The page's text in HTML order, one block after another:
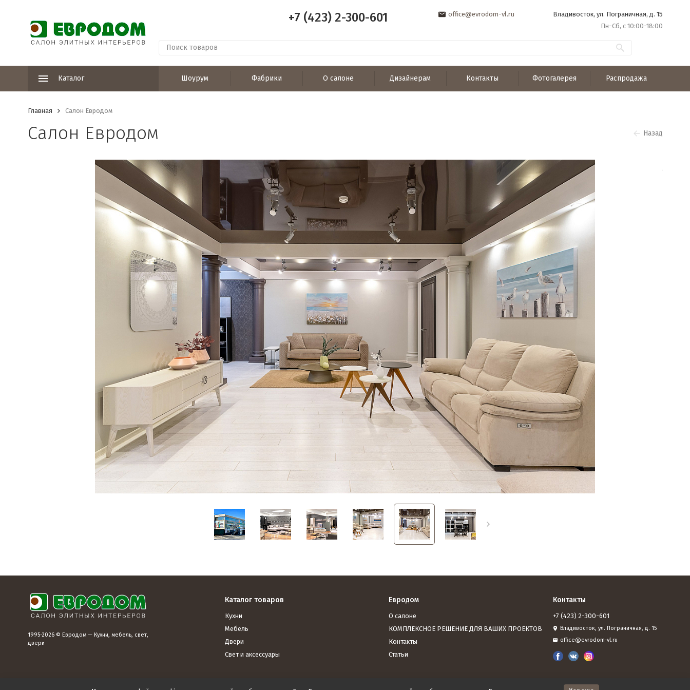
+7 (423) 2-300-601 office@evrodom-vl.ru
Владивосток, ул. Пограничная, д. 15
Пн-Сб, с 10:00-18:00
Каталог Шоурум Фабрики О салоне Дизайнерам Контакты Фотогалерея Распродажа
Главная Салон Евродом
Салон Евродом Назад
1995-2026 © Евродом — Кухни, мебель, свет,
двери
Каталог товаров
Кухни
Мебель
Двери
Свет и аксессуары
Евродом
О салоне
КОМПЛЕКСНОЕ РЕШЕНИЕ ДЛЯ ВАШИХ ПРОЕКТОВ
Контакты
Статьи
Контакты
+7 (423) 2-300-601
Владивосток, ул. Пограничная, д. 15
office@evrodom-vl.ru